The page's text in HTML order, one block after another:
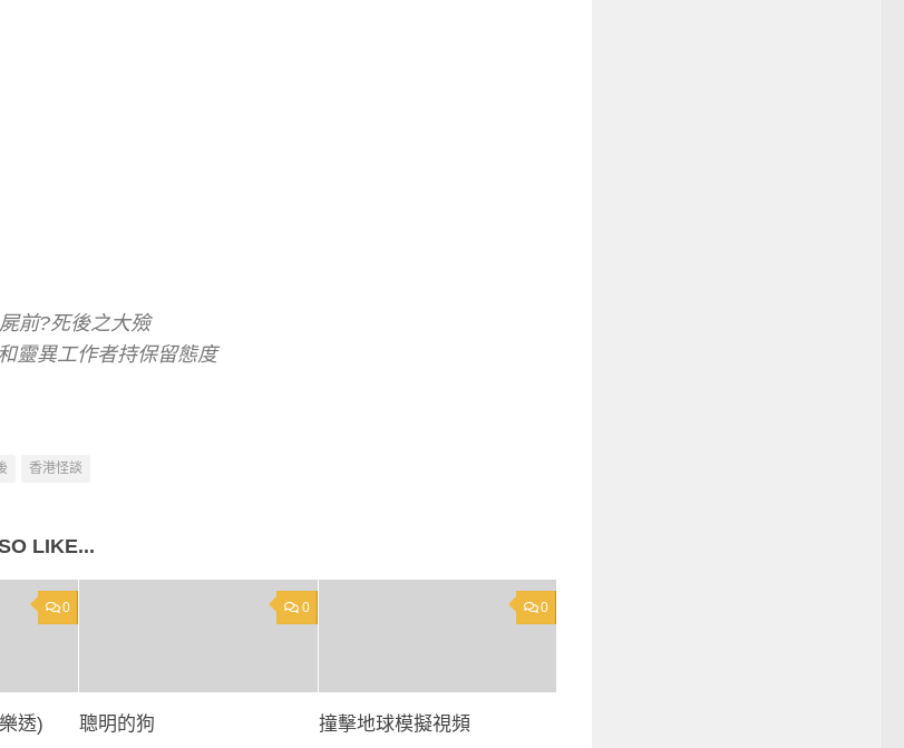
前?死後之大殮
靈異工作者持保留態度
香港怪談
LIKE...
0
透)
0
聰明的狗
0
撞擊地球模擬視頻